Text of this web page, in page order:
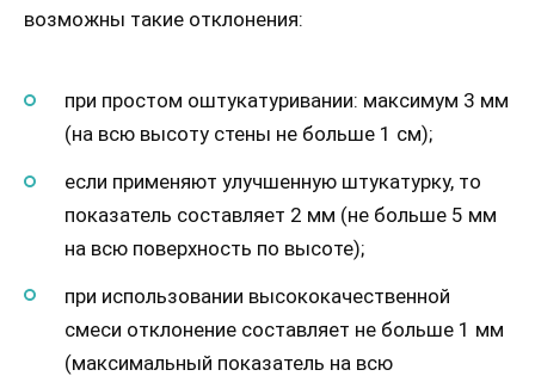
возможны такие отклонения:
при простом оштукатуривании: максимум 3 мм
(на всю высоту стены не больше 1 см);
если применяют улучшенную штукатурку, то
показатель составляет 2 мм (не больше 5 мм
на всю поверхность по высоте);
при использовании высококачественной
смеси отклонение составляет не больше 1 мм
(максимальный показатель на всю